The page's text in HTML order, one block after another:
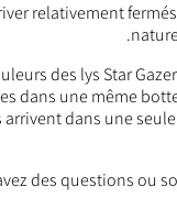
relativement
des lys Star
dans une même
dans une
des questions ou